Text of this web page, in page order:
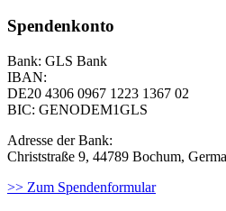
Spendenkonto
Bank: GLS Bank
IBAN:
DE20 4306 0967 1223 1367 02
BIC: GENODEM1GLS
Adresse der Bank:
Christstraße 9, 44789 Bochum,
>> Zum Spendenformular